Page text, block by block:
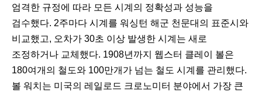
엄격한 규정에 따라 모든 시계의 정확성과 성능을
검수했다. 2주마다 시계를 워싱턴 해군 천문대의 표준시와
비교했고, 오차가 30초 이상 발생한 시계는 새로
조정하거나 교체했다. 1908년까지 웹스터 클레이 볼은
180여개의 철도와 100만개가 넘는 철도 시계를 관리했다.
볼 워치는 미국의 레일로드 크로노미터 분야에서 가장 큰